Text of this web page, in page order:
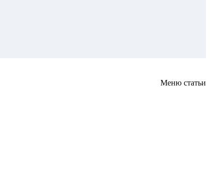
Меню статьи